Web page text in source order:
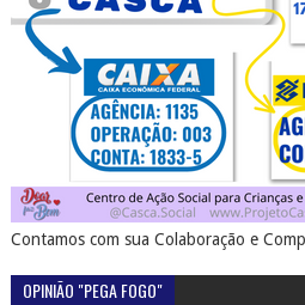
Contamos com sua Colaboração e
OPINIÃO "PEGA FOGO"